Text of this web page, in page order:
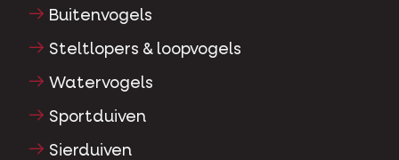
Buitenvogels
Steltlopers & loopvogels
Watervogels
Sportduiven
Sierduiven